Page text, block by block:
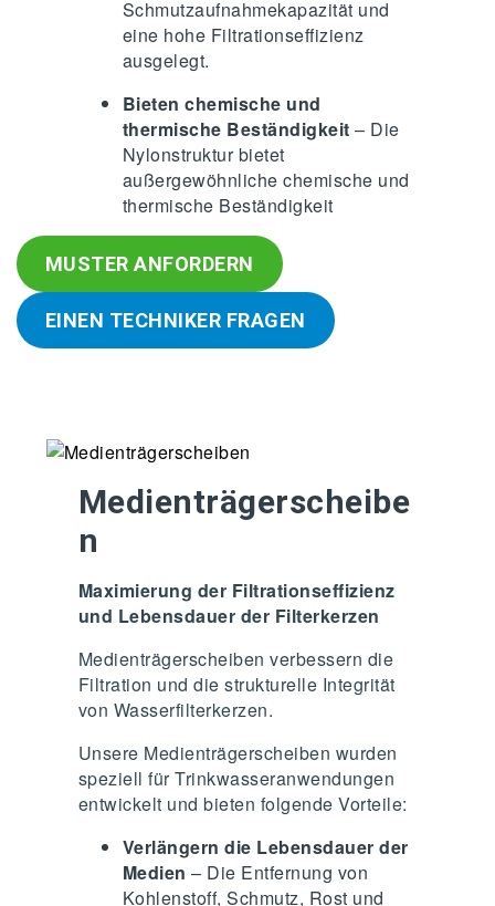
Schmutzaufnahmekapazität und
eine hohe Filtrationseffizienz
ausgelegt.
Bieten chemische und
thermische Beständigkeit – Die
Nylonstruktur bietet
außergewöhnliche chemische und
thermische Beständigkeit
MUSTER ANFORDERN
EINEN TECHNIKER FRAGEN
Medienträgerscheibe
n
Maximierung der Filtrationseffizienz
und Lebensdauer der Filterkerzen
Medienträgerscheiben verbessern die
Filtration und die strukturelle Integrität
von Wasserfilterkerzen.
Unsere Medienträgerscheiben wurden
speziell für Trinkwasseranwendungen
entwickelt und bieten folgende Vorteile:
Verlängern die Lebensdauer der
Medien – Die Entfernung von
Kohlenstoff, Schmutz, Rost und